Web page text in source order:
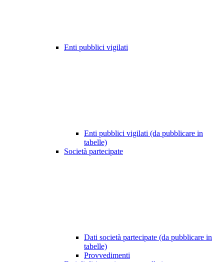
Enti pubblici vigilati
Enti pubblici vigilati (da pubblicare in
tabelle)
Società partecipate
Dati società partecipate (da pubblicare in
tabelle)
Provvedimenti